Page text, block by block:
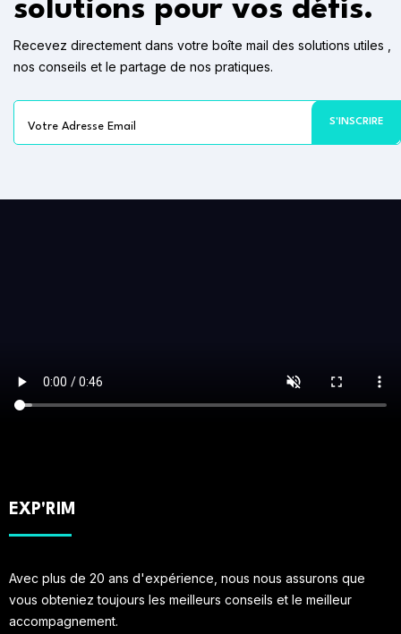
solutions pour vos défis.
Recevez directement dans votre boîte mail des solutions utiles ,
nos conseils et le partage de nos pratiques.
EXP'RIM
Avec plus de 20 ans d'expérience, nous nous assurons que
vous obteniez toujours les meilleurs conseils et le meilleur
accompagnement.